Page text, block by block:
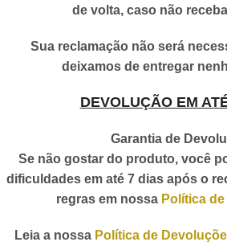
de volta, caso não
Sua reclamação não será
deixamos de entregar
DEVOLUÇÃO EM
Garantia de
Se não gostar do produto, você
dificuldades em até 7 dias após o
regras em nossa Política
Leia a nossa Política de